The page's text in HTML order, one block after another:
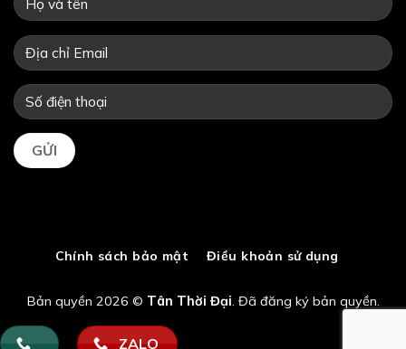
Chính sách bảo mật Điều khoản sử dụng
Bản quyền 2026 © Tân Thời Đại. Đã đăng ký bản quyền.
ZALO